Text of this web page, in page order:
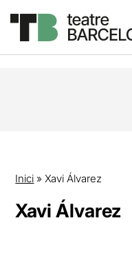
Inici »Xavi Álvarez
Xavi Álvarez